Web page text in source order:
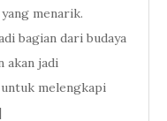
menarik.
bagian dari budaya
akan jadi
melengkapi